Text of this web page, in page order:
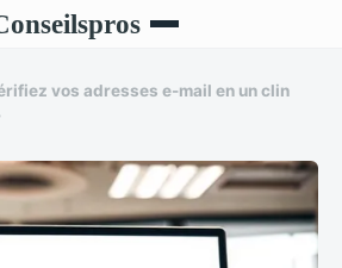
vos adresses e-mail en un clin